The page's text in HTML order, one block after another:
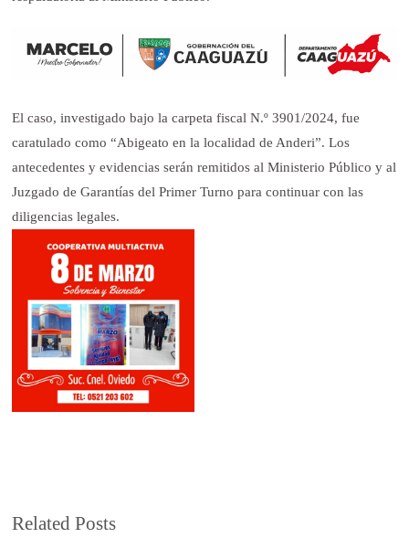
El caso, investigado bajo la carpeta fiscal N.º 3901/2024, fue
caratulado como “Abigeato en la localidad de Anderi”. Los
antecedentes y evidencias serán remitidos al Ministerio Público y al
Juzgado de Garantías del Primer Turno para continuar con las
diligencias legales.
Related Posts